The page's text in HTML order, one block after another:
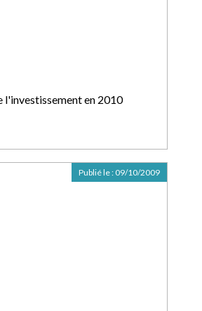
l'investissement en 2010
Publié le : 09/10/2009